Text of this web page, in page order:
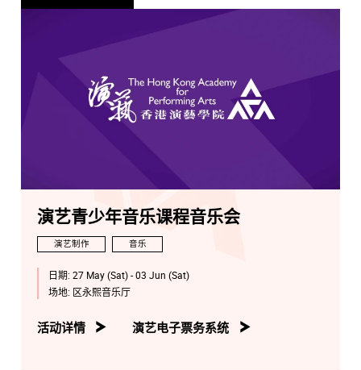
演艺青少年音乐课程音乐会
演艺制作 音乐
日期: 27 May (Sat) - 03 Jun (Sat)
场地: 区永熙音乐厅
活动详情 演艺电子票务系统